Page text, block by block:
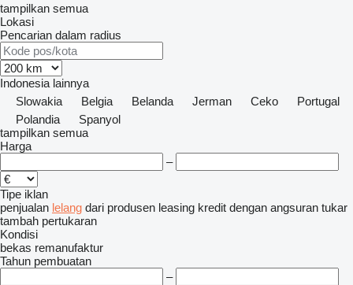
tampilkan semua
Lokasi
Pencarian dalam radius
Indonesia lainnya
Slowakia
Belgia Belanda Jerman Ceko
Portugal
Polandia
Spanyol
tampilkan semua
Harga
–
Tipe iklan
penjualan lelang dari produsen leasing kredit dengan angsuran tukar
tambah pertukaran
Kondisi
bekas remanufaktur
Tahun pembuatan
–